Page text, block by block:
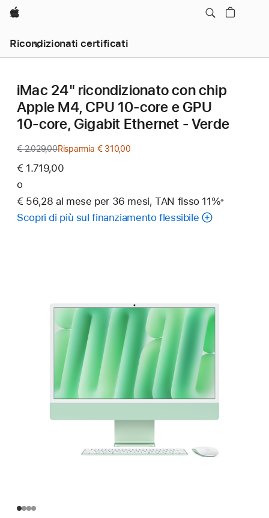
Apple
Ricondizionati certificati
iMac 24" ricondizionato con chip
Apple M4, CPU 10‑core e GPU
10‑core, Gigabit Ethernet - Verde
€ 2.029,00Prezzo
Risparmia € 310,00
€ 1.719,00
o
€ 56,28 al mese per 36 mesi, TAN fisso 11%※
Scopri di più sul finanziamento flessibile